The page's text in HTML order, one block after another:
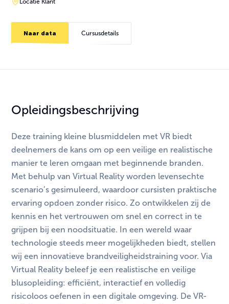
Locatie Klant
Naar data Cursusdetails
Opleidingsbeschrijving
Deze training kleine blusmiddelen met VR biedt
deelnemers de kans om op een veilige en realistische
manier te leren omgaan met beginnende branden.
Met behulp van Virtual Reality worden levensechte
scenario’s gesimuleerd, waardoor cursisten praktische
ervaring opdoen zonder risico. Zo ontwikkelen zij de
kennis en het vertrouwen om snel en correct in te
grijpen bij een noodsituatie. In een wereld waar
technologie steeds meer mogelijkheden biedt, stellen
wij een innovatieve brandveiligheidstraining voor. Via
Virtual Reality beleef je een realistische en veilige
blusopleiding: efficiënt, interactief en volledig
risicoloos oefenen in een digitale omgeving. De VR-